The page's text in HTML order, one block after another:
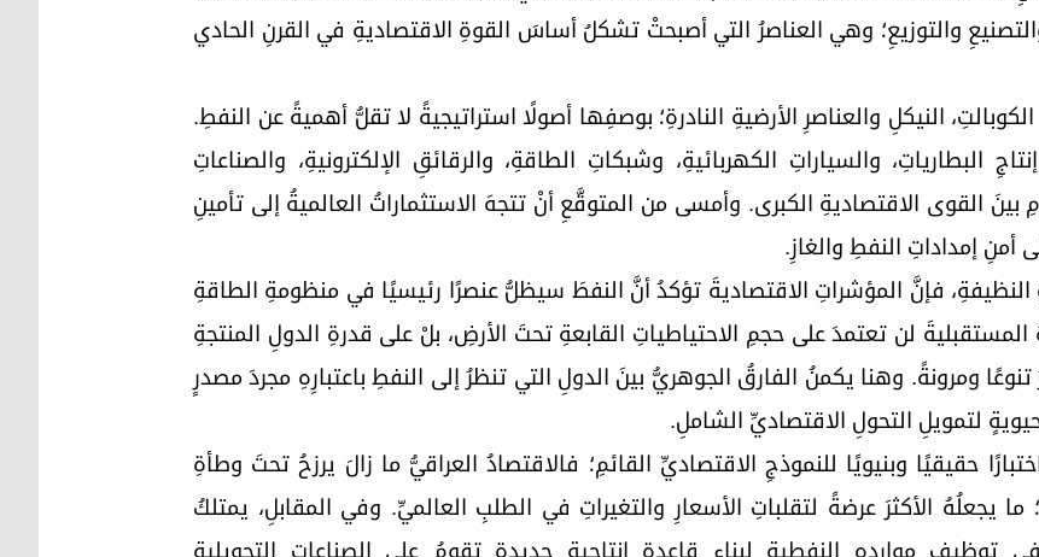
والتوزيعِ؛ وهي العناصرُ التي أصبحتْ تشكلُ أساسَ القوةِ الاقتصاديةِ في القرنِ الحادي
النيكلِ والعناصرِ الأرضيةِ النادرةِ؛ بوصفِها أصولًا استراتيجيةً لا تقلُّ أهميةً عن النفطِ.
والسياراتِ الكهربائيةِ، وشبكاتِ الطاقةِ، والرقائقِ الإلكترونيةِ، والصناعاتِ
القوى الاقتصاديةِ الكبرى. وأمسى من المتوقَّعِ أنْ تتجهَ الاستثماراتُ العالميةُ إلى تأمينِ
إمداداتِ النفطِ والغازِ.
النظيفةِ، فإنَّ المؤشراتِ الاقتصاديةَ تؤكدُ أنَّ النفطَ سيظلُّ عنصرًا رئيسيًا في منظومةِ الطاقةِ
المستقبليةَ لن تعتمدَ على حجمِ الاحتياطياتِ القابعةِ تحتَ الأرضِ، بلْ على قدرةِ الدولِ المنتجةِ
ومرونةً. وهنا يكمنُ الفارقُ الجوهريُّ بينَ الدولِ التي تنظرُ إلى النفطِ باعتبارِهِ مجردَ مصدرٍ
لتمويلِ التحولِ الاقتصاديِّ الشاملِ.
حقيقيًا وبنيويًا للنموذجِ الاقتصاديِّ القائمِ؛ فالاقتصادُ العراقيُّ ما زالَ يرزحُ تحتَ وطأةِ
ما يجعلُهُ الأكثرَ عرضةً لتقلباتِ الأسعارِ والتغيراتِ في الطلبِ العالميِّ. وفي المقابلِ، يمتلكُ